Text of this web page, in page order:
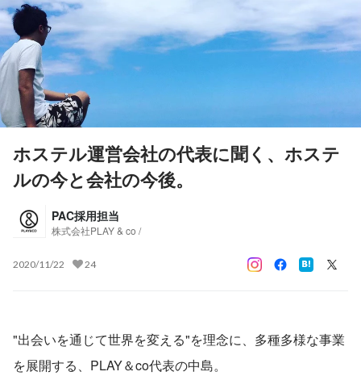
ホステル運営会社の代表に聞く、ホステ
ルの今と会社の今後。
PAC採用担当
株式会社PLAY & co /
2020/11/22 24
"出会いを通じて世界を変える"を理念に、多種多様な事業
を展開する、PLAY＆co代表の中島。